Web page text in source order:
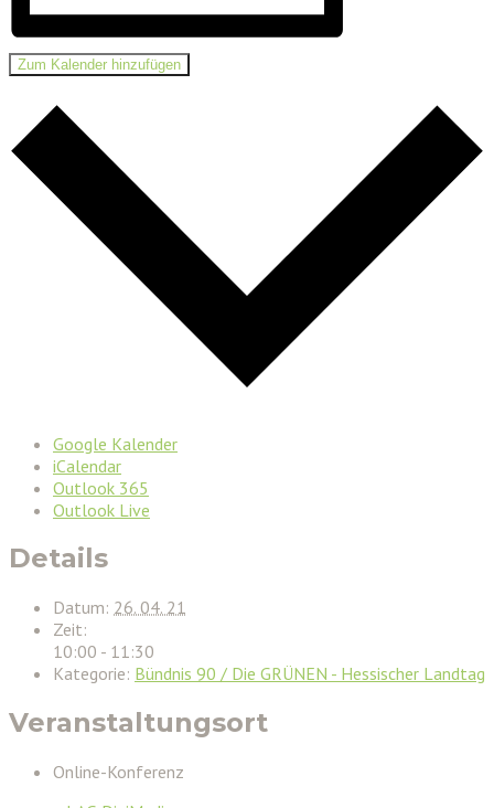
Zum Kalender hinzufügen
Google Kalender
iCalendar
Outlook 365
Outlook Live
Details
Datum: 26. 04. 21
Zeit:
10:00 - 11:30
Kategorie: Bündnis 90 / Die GRÜNEN - Hessischer Landtag
Veranstaltungsort
Online-Konferenz